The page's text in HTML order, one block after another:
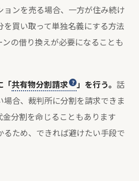
ンを売る場合、一方が住み続け
を買い取って単独名義にする方法
の借り換えが必要になることも
「共有物分割請求 」を行う。 話
場合、裁判所に分割を請求できま
分割を命じることもあります
ため、できれば避けたい手段で